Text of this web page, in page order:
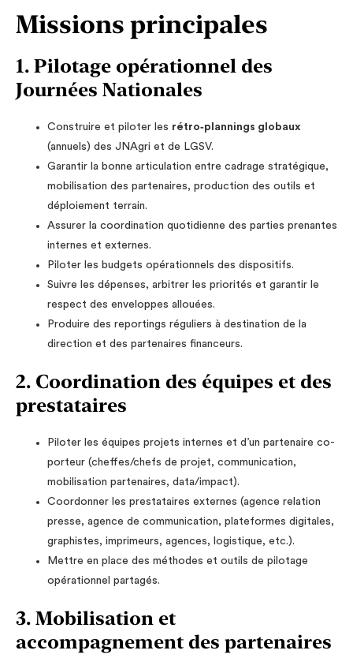
Missions principales
1. Pilotage opérationnel des
Journées Nationales
Construire et piloter les rétro‑plannings globaux
(annuels) des JNAgri et de LGSV.
Garantir la bonne articulation entre cadrage stratégique,
mobilisation des partenaires, production des outils et
déploiement terrain.
Assurer la coordination quotidienne des parties prenantes
internes et externes.
Piloter les budgets opérationnels des dispositifs.
Suivre les dépenses, arbitrer les priorités et garantir le
respect des enveloppes allouées.
Produire des reportings réguliers à destination de la
direction et des partenaires financeurs.
2. Coordination des équipes et des
prestataires
Piloter les équipes projets internes et d’un partenaire co-
porteur (cheffes/chefs de projet, communication,
mobilisation partenaires, data/impact).
Coordonner les prestataires externes (agence relation
presse, agence de communication, plateformes digitales,
graphistes, imprimeurs, agences, logistique, etc.).
Mettre en place des méthodes et outils de pilotage
opérationnel partagés.
3. Mobilisation et
accompagnement des partenaires